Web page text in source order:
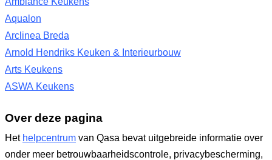
Aqualon
Arclinea Breda
Arnold Hendriks Keuken & Interieurbouw
Arts Keukens
ASWA Keukens
Over deze pagina
Het helpcentrum van Qasa bevat uitgebreide informatie over
onder meer betrouwbaarheidscontrole, privacybescherming,